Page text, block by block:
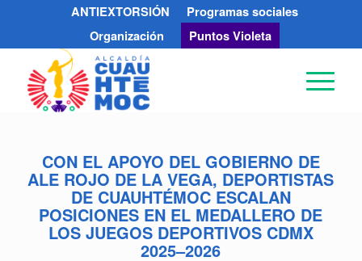
ANTIEXTORSIÓN
Programas sociales
Organización
Puntos Violeta
CON EL APOYO DEL GOBIERNO DE
ALE ROJO DE LA VEGA, DEPORTISTAS
DE CUAUHTÉMOC ESCALAN
POSICIONES EN EL MEDALLERO DE
LOS JUEGOS DEPORTIVOS CDMX
2025–2026